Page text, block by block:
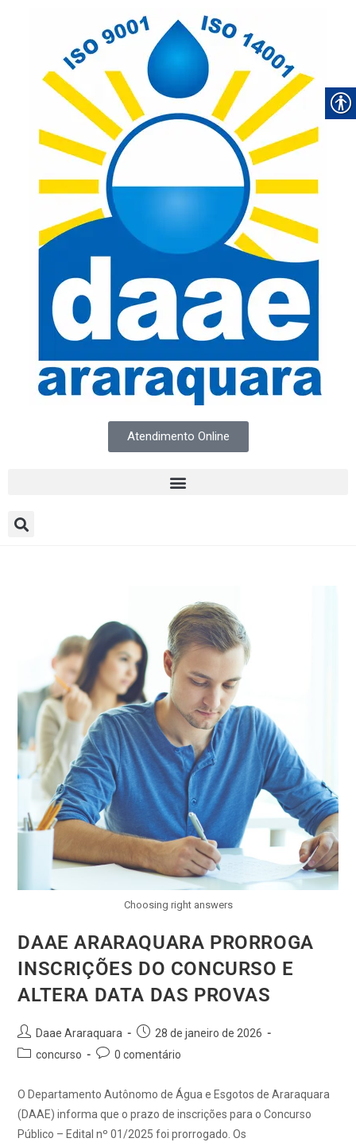
Atendimento Online
Choosing right answers
DAAE ARARAQUARA PRORROGA
INSCRIÇÕES DO CONCURSO E
ALTERA DATA DAS PROVAS
Daae Araraquara
28 de janeiro de 2026
concurso
0 comentário
O Departamento Autônomo de Água e Esgotos de Araraquara
(DAAE) informa que o prazo de inscrições para o Concurso
Público – Edital nº 01/2025 foi prorrogado. Os